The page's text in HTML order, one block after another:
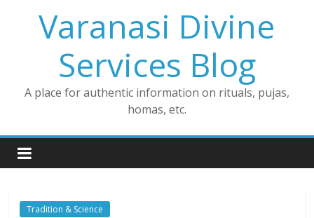
Varanasi Divine
Services Blog
A place for authentic information on rituals, pujas,
homas, etc.
Tradition & Science